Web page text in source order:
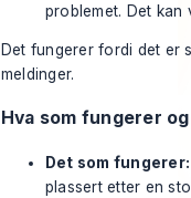
problemet. Det
Det fungerer fordi det er
meldinger.
Hva som fungerer
Det som fungerer:
plassert etter en